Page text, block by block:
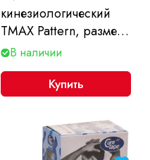
кинезиологический
TMAX Pattern, размер
5 см x 5 м
В наличии
Купить